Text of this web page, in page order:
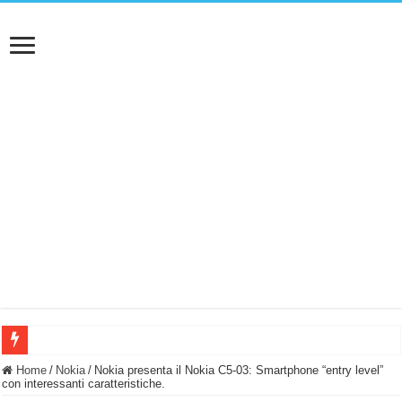
BASTA FATICARE! Questo robot tagliaerba lo appoggi e fa tutto lui! (Senza
Home / Nokia / Nokia presenta il Nokia C5-03: Smartphone “entry level”
con interessanti caratteristiche.